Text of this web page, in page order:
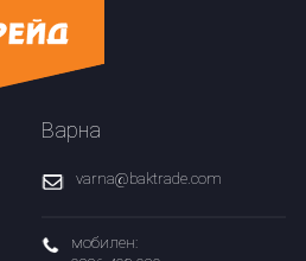
Варна
varna@baktrade.com
мобилен: